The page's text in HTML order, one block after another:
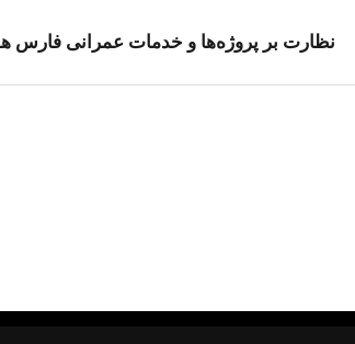
نظارت بر پروژه‌ها و خدمات عمرانی فارس